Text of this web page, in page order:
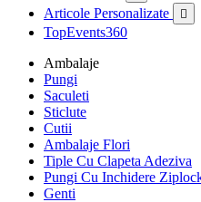
Articole Personalizate 
TopEvents360
Ambalaje
Pungi
Saculeti
Sticlute
Cutii
Ambalaje Flori
Tiple Cu Clapeta Adeziva
Pungi Cu Inchidere
Genti